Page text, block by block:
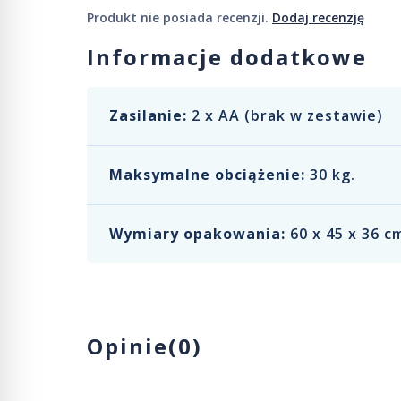
Produkt nie posiada recenzji. Dodaj recenzję
Informacje dodatkowe
Zasilanie: 2 x AA (brak w zestawie)
Maksymalne obciążenie: 30 kg.
Wymiary opakowania: 60 x 45 x 36
Opinie(0)